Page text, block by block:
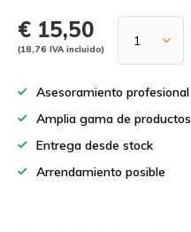
€ 15,50
(18,76 IVA incluido)
Asesoramiento profesional
Amplia gama de productos
Entrega desde stock
Arrendamiento posible